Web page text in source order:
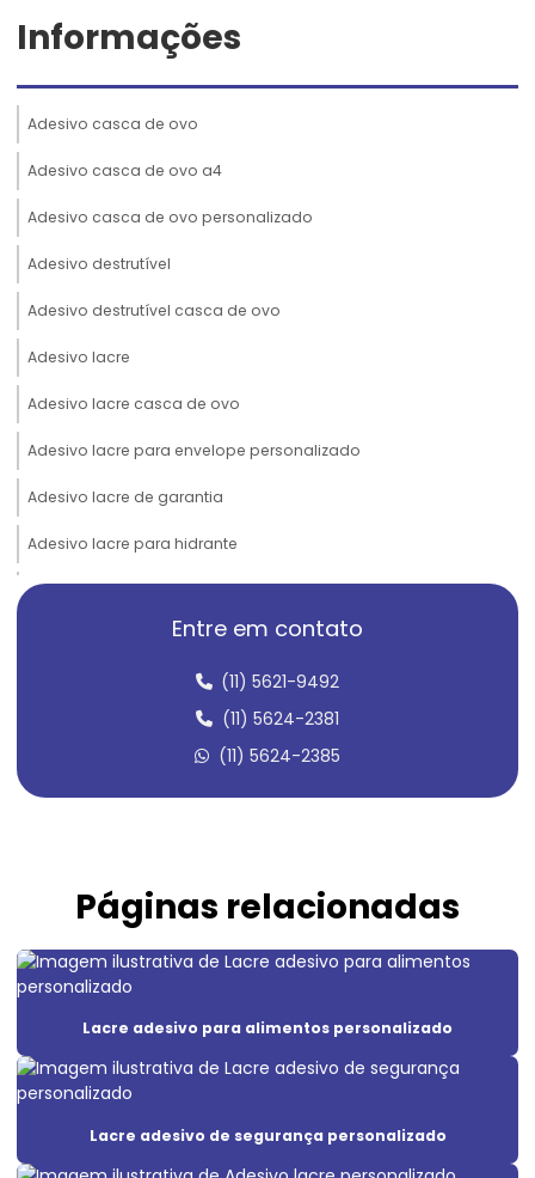
Informações
Adesivo casca de ovo
Adesivo casca de ovo a4
Adesivo casca de ovo personalizado
Adesivo destrutível
Adesivo destrutível casca de ovo
Adesivo lacre
Adesivo lacre casca de ovo
Adesivo lacre para envelope personalizado
Adesivo lacre de garantia
Adesivo lacre para hidrante
Adesivo lacre personalizado
Adesivo lacre para pote
Adesivo lacre de segurança
Adesivo lacre de segurança casca de ovo
Adesivo de segurança
Adesivo de segurança destrutível
Adesivo void branco
Adesivo void prata
Adesivos de segurança para máquinas
Entre em contato
(11) 5621-9492
(11) 5624-2381
(11) 5624-2385
Páginas relacionadas
Lacre adesivo para alimentos personalizado
Lacre adesivo de segurança personalizado